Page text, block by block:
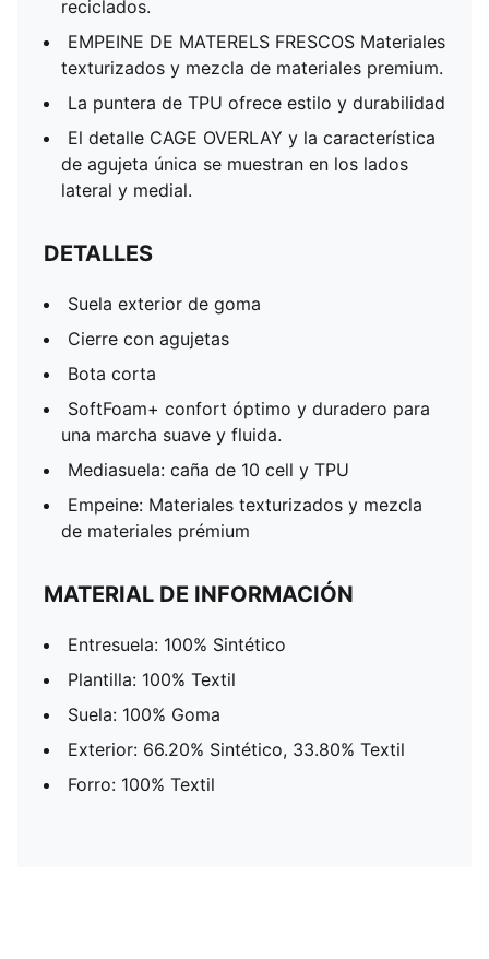
reciclados.
EMPEINE DE MATERELS FRESCOS Materiales
texturizados y mezcla de materiales premium.
La puntera de TPU ofrece estilo y durabilidad
El detalle CAGE OVERLAY y la característica
de agujeta única se muestran en los lados
lateral y medial.
DETALLES
Suela exterior de goma
Cierre con agujetas
Bota corta
SoftFoam+ confort óptimo y duradero para
una marcha suave y fluida.
Mediasuela: caña de 10 cell y TPU
Empeine: Materiales texturizados y mezcla
de materiales prémium
MATERIAL DE INFORMACIÓN
Entresuela: 100% Sintético
Plantilla: 100% Textil
Suela: 100% Goma
Exterior: 66.20% Sintético, 33.80% Textil
Forro: 100% Textil